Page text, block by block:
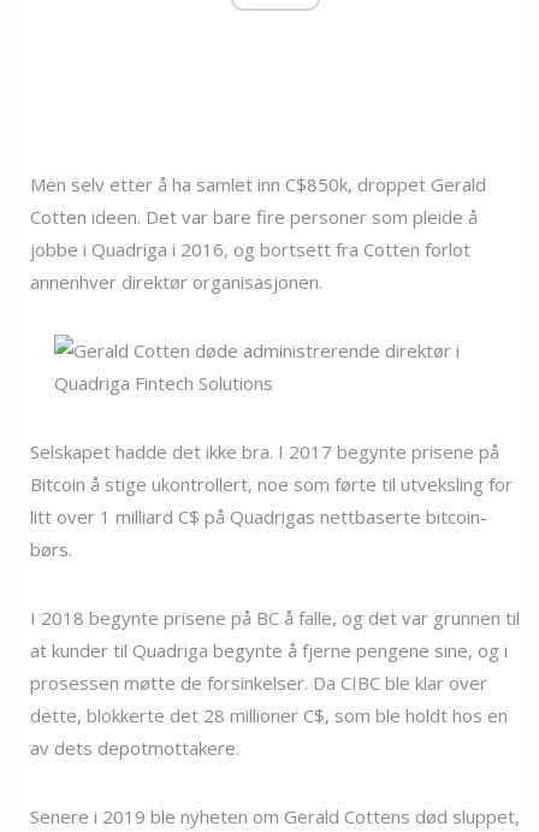
Men selv etter å ha samlet inn C$850k, droppet Gerald
Cotten ideen. Det var bare fire personer som pleide å
jobbe i Quadriga i 2016, og bortsett fra Cotten forlot
annenhver direktør organisasjonen.
Selskapet hadde det ikke bra. I 2017 begynte prisene på
Bitcoin å stige ukontrollert, noe som førte til utveksling for
litt over 1 milliard C$ på Quadrigas nettbaserte bitcoin-
børs.
I 2018 begynte prisene på BC å falle, og det var grunnen til
at kunder til Quadriga begynte å fjerne pengene sine, og i
prosessen møtte de forsinkelser. Da CIBC ble klar over
dette, blokkerte det 28 millioner C$, som ble holdt hos en
av dets depotmottakere.
Senere i 2019 ble nyheten om Gerald Cottens død sluppet,